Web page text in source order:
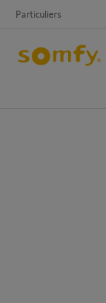
Particuliers